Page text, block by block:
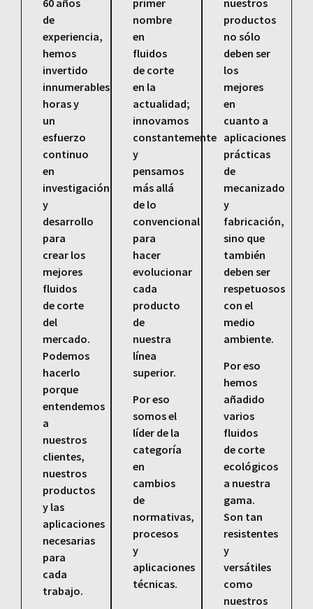
60 años
de
experiencia,
hemos
invertido
innumerables
horas y
un
esfuerzo
continuo
en
investigación
y
desarrollo
para
crear los
mejores
fluidos
de corte
del
mercado.
Podemos
hacerlo
porque
entendemos
a
nuestros
clientes,
nuestros
productos
y las
aplicaciones
necesarias
para
cada
trabajo.
primer
nombre
en
fluidos
de corte
en la
actualidad;
innovamos
constantemente
y
pensamos
más allá
de lo
convencional
para
hacer
evolucionar
cada
producto
de
nuestra
línea
superior.
Por eso
somos el
líder de la
categoría
en
cambios
de
normativas,
procesos
y
aplicaciones
técnicas.
nuestros
productos
no sólo
deben ser
los
mejores
en
cuanto a
aplicaciones
prácticas
de
mecanizado
y
fabricación,
sino que
también
deben ser
respetuosos
con el
medio
ambiente.
Por eso
hemos
añadido
varios
fluidos
de corte
ecológicos
a nuestra
gama.
Son tan
resistentes
y
versátiles
como
nuestros